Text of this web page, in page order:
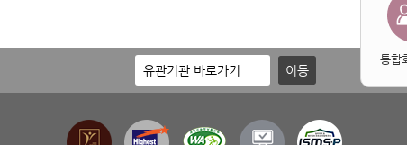
통합
이동